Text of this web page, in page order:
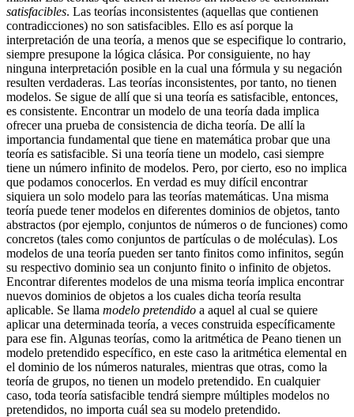
satisfacibles. Las teorías inconsistentes (aquellas que contienen
contradicciones) no son satisfacibles. Ello es así porque la
interpretación de una teoría, a menos que se especifique lo contrario,
siempre presupone la lógica clásica. Por consiguiente, no hay
ninguna interpretación posible en la cual una fórmula y su negación
resulten verdaderas. Las teorías inconsistentes, por tanto, no tienen
modelos. Se sigue de allí que si una teoría es satisfacible, entonces,
es consistente. Encontrar un modelo de una teoría dada implica
ofrecer una prueba de consistencia de dicha teoría. De allí la
importancia fundamental que tiene en matemática probar que una
teoría es satisfacible. Si una teoría tiene un modelo, casi siempre
tiene un número infinito de modelos. Pero, por cierto, eso no implica
que podamos conocerlos. En verdad es muy difícil encontrar
siquiera un solo modelo para las teorías matemáticas. Una misma
teoría puede tener modelos en diferentes dominios de objetos, tanto
abstractos (por ejemplo, conjuntos de números o de funciones) como
concretos (tales como conjuntos de partículas o de moléculas). Los
modelos de una teoría pueden ser tanto finitos como infinitos, según
su respectivo dominio sea un conjunto finito o infinito de objetos.
Encontrar diferentes modelos de una misma teoría implica encontrar
nuevos dominios de objetos a los cuales dicha teoría resulta
aplicable. Se llama modelo pretendido a aquel al cual se quiere
aplicar una determinada teoría, a veces construida específicamente
para ese fin. Algunas teorías, como la aritmética de Peano tienen un
modelo pretendido específico, en este caso la aritmética elemental en
el dominio de los números naturales, mientras que otras, como la
teoría de grupos, no tienen un modelo pretendido. En cualquier
caso, toda teoría satisfacible tendrá siempre múltiples modelos no
pretendidos, no importa cuál sea su modelo pretendido.